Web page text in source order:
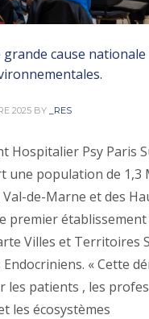
cause nationale
2025 BY _RES
Hospitalier Psy Paris
une population de 1,3
Val-de-Marne et des
premier
Villes et Territoires
« Cette
les patients , les
les écosystèmes